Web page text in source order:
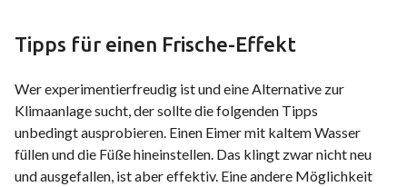
Tipps für einen Frische-Effekt
Wer experimentierfreudig ist und eine Alternative zur
Klimaanlage sucht, der sollte die folgenden Tipps
unbedingt ausprobieren. Einen Eimer mit kaltem Wasser
füllen und die Füße hineinstellen. Das klingt zwar nicht neu
und ausgefallen, ist aber effektiv. Eine andere Möglichkeit